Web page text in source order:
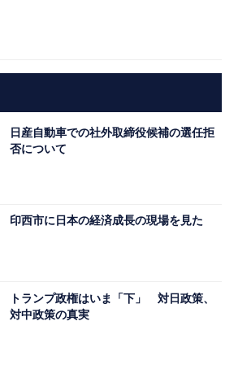
日産自動車での社外取締役候補の選任拒
否について
印西市に日本の経済成長の現場を見た
トランプ政権はいま「下」 対日政策、
対中政策の真実